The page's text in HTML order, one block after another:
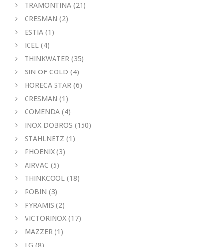
TRAMONTINA (21)
CRESMAN (2)
ESTIA (1)
ICEL (4)
THINKWATER (35)
SIN OF COLD (4)
HORECA STAR (6)
CRESMAN (1)
COMENDA (4)
INOX DOBROS (150)
STAHLNETZ (1)
PHOENIX (3)
AIRVAC (5)
THINKCOOL (18)
ROBIN (3)
PYRAMIS (2)
VICTORINOX (17)
MAZZER (1)
LG (8)